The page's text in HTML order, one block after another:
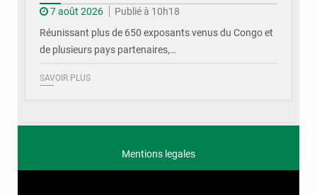
7 août 2026
Publié à 10h18
Réunissant plus de 650 exposants venus du Congo et
de plusieurs pays partenaires,…
SAVOIR PLUS
Mentions legales